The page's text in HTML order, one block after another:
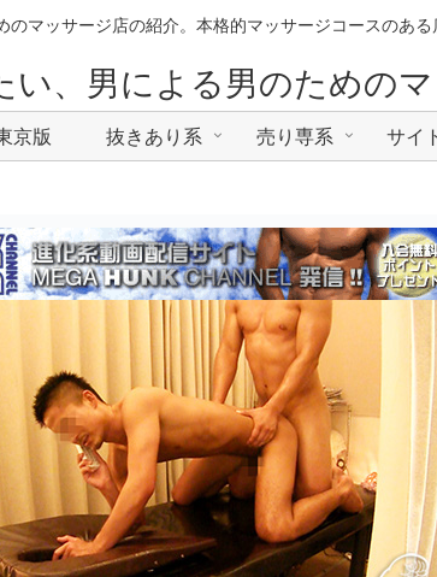
のマッサージ店の紹介。本格的マッサージコースのあ
い、男による男のためのマ
京版 抜きあり系 売り専系 サイ